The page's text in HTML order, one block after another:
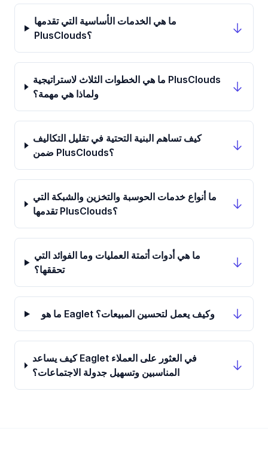
ما هي الخدمات الأساسية التي تقدمها
PlusClouds؟
ما هي الخطوات الثلاث لاستراتيجية PlusClouds
ولماذا هي مهمة؟
كيف تساهم البنية التحتية في تقليل التكاليف
ضمن PlusClouds؟
ما أنواع خدمات الحوسبة والتخزين والشبكة التي
تقدمها PlusClouds؟
ما هي أدوات أتمتة العمليات وما الفوائد التي
تحققها؟
ما هو Eaglet وكيف يعمل لتحسين المبيعات؟
كيف يساعد Eaglet في العثور على العملاء
المناسبين وتسهيل جدولة الاجتماعات؟